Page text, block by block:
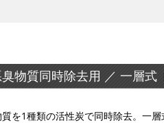
物質同時除去用 ／ 一層式
を1種類の活性炭で同時除去。一層